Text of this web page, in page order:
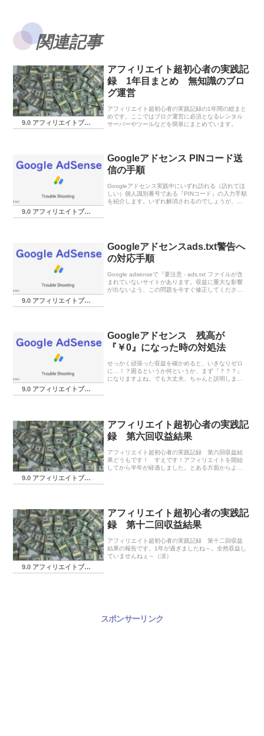
関連記事
9.0 アフィリエイトブログ実践記録
アフィリエイト超初心者の実践記
録 1年目まとめ 無知識のブロ
グ運営
アフィリエイト超初心者の実践記録の1年間の総まと
めです。ここではブログ運営に必須となるレンタル
サーバーやツールなどを簡単にまとめています。
9.0 アフィリエイトブログ実践記録
Googleアドセンス PINコード送
信の手順
Googleアドセンス実践中にいずれ訪れる（訪れてほ
しい）個人識別番号である『PINコード』の入力手順
を紹介します。いずれ解消されるのでしょうが、
9.0 アフィリエイトブログ実践記録
Googleアドセンスads.txt警告へ
の対応手順
Google adsenseで『要注意 - ads.txt ファイルが含
まれていないサイトがあります。収益に重大な影響
が出ないよう、この問題を今すぐ修正してくださ
9.0 アフィリエイトブログ実践記録
Googleアドセンス 残高が
『￥0』になった時の対処法
せっかく頑張った収益を確かめると、いきなりゼロ
に…！？困るというか何というか、まず『？？？』
になりますよね。でも大丈夫、ちゃんと説明します
9.0 アフィリエイトブログ実践記録
アフィリエイト超初心者の実践記
録 第六回収益結果
アフィリエイト超初心者の実践記録 第六回収益結
果どうもです！ すえです！アフィリエイトを開始
してから半年が経過しました。とある方面からよく
9.0 アフィリエイトブログ実践記録
アフィリエイト超初心者の実践記
録 第十二回収益結果
アフィリエイト超初心者の実践記録 第十二回収益
結果の報告です。1年が過ぎましたね～。全然収益し
ていませんねぇ～（涙）
スポンサーリンク